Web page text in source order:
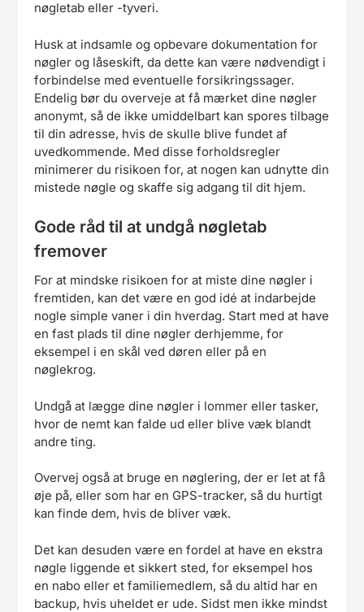
nøgletab eller -tyveri.
Husk at indsamle og opbevare dokumentation for
nøgler og låseskift, da dette kan være nødvendigt i
forbindelse med eventuelle forsikringssager.
Endelig bør du overveje at få mærket dine nøgler
anonymt, så de ikke umiddelbart kan spores tilbage
til din adresse, hvis de skulle blive fundet af
uvedkommende. Med disse forholdsregler
minimerer du risikoen for, at nogen kan udnytte din
mistede nøgle og skaffe sig adgang til dit hjem.
Gode råd til at undgå nøgletab
fremover
For at mindske risikoen for at miste dine nøgler i
fremtiden, kan det være en god idé at indarbejde
nogle simple vaner i din hverdag. Start med at have
en fast plads til dine nøgler derhjemme, for
eksempel i en skål ved døren eller på en
nøglekrog.
Undgå at lægge dine nøgler i lommer eller tasker,
hvor de nemt kan falde ud eller blive væk blandt
andre ting.
Overvej også at bruge en nøglering, der er let at få
øje på, eller som har en GPS-tracker, så du hurtigt
kan finde dem, hvis de bliver væk.
Det kan desuden være en fordel at have en ekstra
nøgle liggende et sikkert sted, for eksempel hos
en nabo eller et familiemedlem, så du altid har en
backup, hvis uheldet er ude. Sidst men ikke mindst